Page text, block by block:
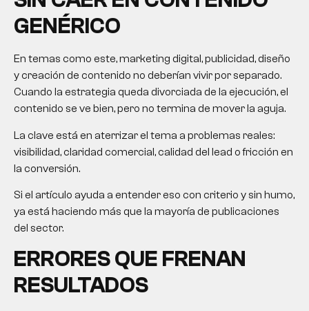
GENÉRICO
En temas como este, marketing digital, publicidad, diseño
y creación de contenido no deberían vivir por separado.
Cuando la estrategia queda divorciada de la ejecución, el
contenido se ve bien, pero no termina de mover la aguja.
La clave está en aterrizar el tema a problemas reales:
visibilidad, claridad comercial, calidad del lead o fricción en
la conversión.
Si el artículo ayuda a entender eso con criterio y sin humo,
ya está haciendo más que la mayoría de publicaciones
del sector.
ERRORES QUE FRENAN
RESULTADOS